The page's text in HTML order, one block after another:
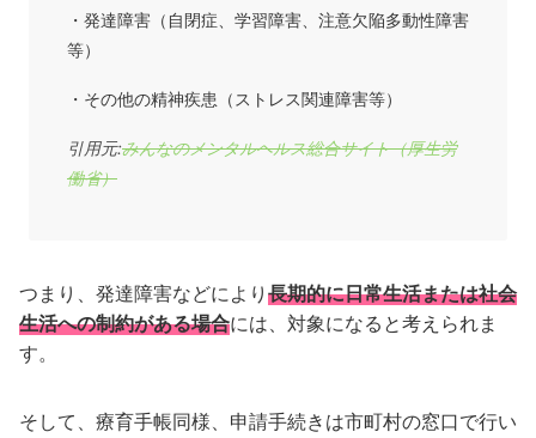
・発達障害（自閉症、学習障害、注意欠陥多動性障害
等）
・その他の精神疾患（ストレス関連障害等）
引用元:みんなのメンタルヘルス総合サイト（厚生労
働省）
つまり、発達障害などにより 長期的に日常生活または社会
生活への制約がある場合には、対象になると考えられま
す。
そして、療育手帳同様、申請手続きは市町村の窓口で行い